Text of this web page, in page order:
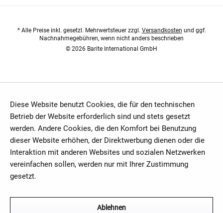
* Alle Preise inkl. gesetzl. Mehrwertsteuer zzgl. Versandkosten und ggf.
Nachnahmegebühren, wenn nicht anders beschrieben
© 2026 Barite International GmbH
Diese Website benutzt Cookies, die für den technischen
Betrieb der Website erforderlich sind und stets gesetzt
werden. Andere Cookies, die den Komfort bei Benutzung
dieser Website erhöhen, der Direktwerbung dienen oder die
Interaktion mit anderen Websites und sozialen Netzwerken
vereinfachen sollen, werden nur mit Ihrer Zustimmung
gesetzt.
Ablehnen